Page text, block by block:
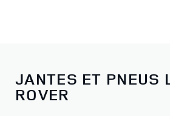
JANTES ET PNEUS
ROVER